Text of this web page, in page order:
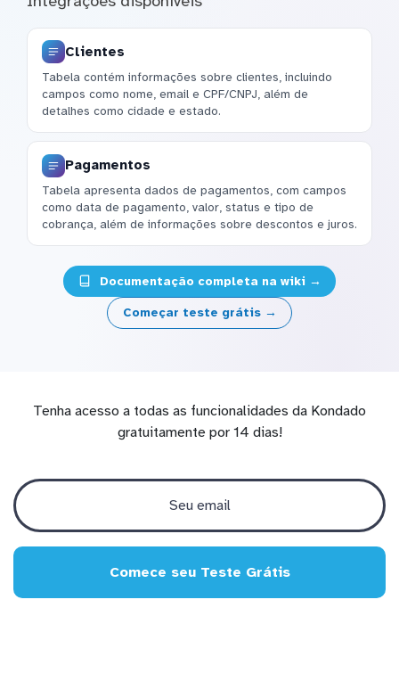
Clientes
Tabela contém informações sobre clientes, incluindo
campos como nome, email e CPF/CNPJ, além de
detalhes como cidade e estado.
Pagamentos
Tabela apresenta dados de pagamentos, com campos
como data de pagamento, valor, status e tipo de
cobrança, além de informações sobre descontos e juros.
Documentação completa na wiki →
Começar teste grátis →
Tenha acesso a todas as funcionalidades da Kondado
gratuitamente por 14 dias!
Comece seu Teste Grátis